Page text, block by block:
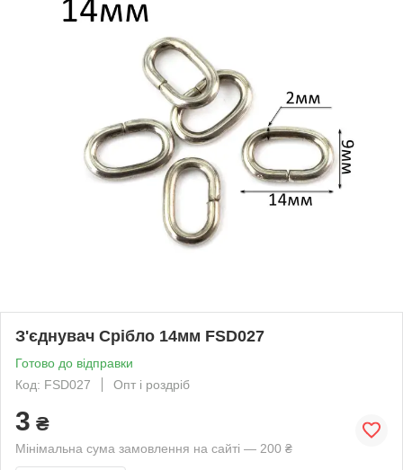
З'єднувач Срібло 14мм FSD027
Готово до відправки
Код: FSD027
Опт і роздріб
3 ₴
Мінімальна сума замовлення на сайті — 200 ₴